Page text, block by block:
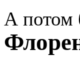
А потом